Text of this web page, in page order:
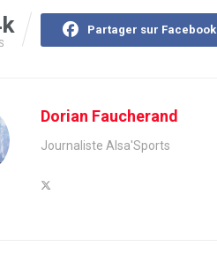
Partager sur Facebook
Dorian Faucherand
Journaliste Alsa'Sports